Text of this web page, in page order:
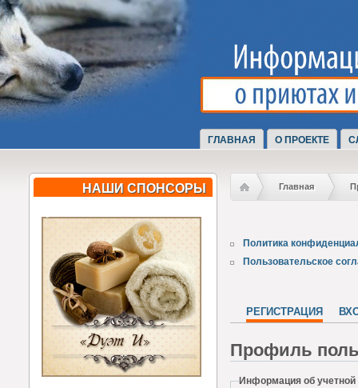
ГЛАВНАЯ О ПРОЕКТЕ
НАШИ СПОНСОРЫ Главная
Политика
Пользовательское
РЕГИСТРАЦИЯ
Профиль
Информация об учетной